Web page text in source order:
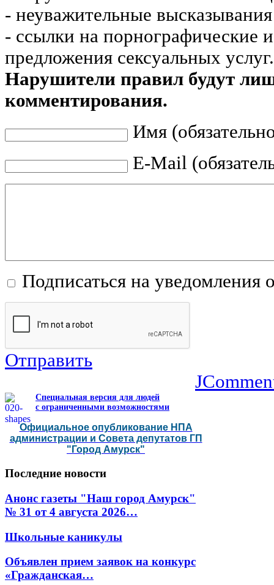
- неуважительные
- ссылки на порнографические
предложения сексуальных услуг.
Нарушители правил будут
комментирования.
Имя
E-Mail
Подписаться на уведомления
Отправить
Специальная версия для людей
с ограниченными возможностями
Официальное опубликование НПА
администрации и Совета депутатов ГП
"Город Амурск"
Последние новости
Анонс газеты "Наш город Амурск"
№ 31 от 4 августа 2026…
Школьные каникулы
Объявлен прием заявок на конкурс
«Гражданская…